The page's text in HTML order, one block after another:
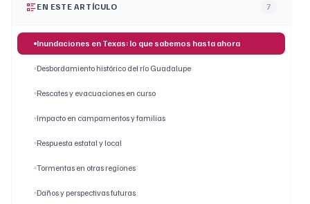
EN ESTE ARTÍCULO 7
Inundaciones en Texas: lo que sabemos hasta ahora
Desbordamiento histórico del río Guadalupe
Rescates y evacuaciones en curso
Impacto en campamentos y familias
Respuesta estatal y local
Tormentas en otras regiones
Daños y perspectivas futuras